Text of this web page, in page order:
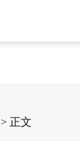
> 正文